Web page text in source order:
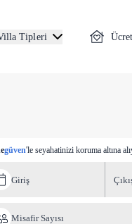
Tipleri
güven'le seyahatinizi koruma altına
Giriş
Misafir Sayısı